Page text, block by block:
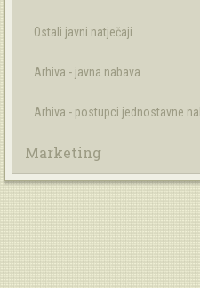
Ostali javni natječaji
Arhiva - javna nabava
Arhiva - postupci jednostavne
Marketing